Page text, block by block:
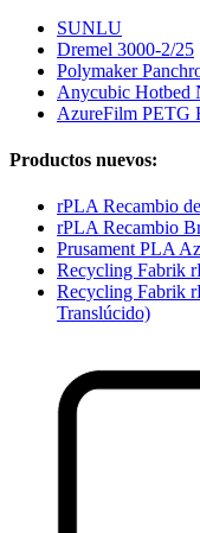
SUNLU
Dremel 3000-2/25
Polymaker
Anycubic Hotbed
AzureFilm PETG
Productos nuevos:
rPLA Recambio
rPLA Recambio
Prusament PLA
Recycling Fabrik
Recycling Fabrik
Translúcido)